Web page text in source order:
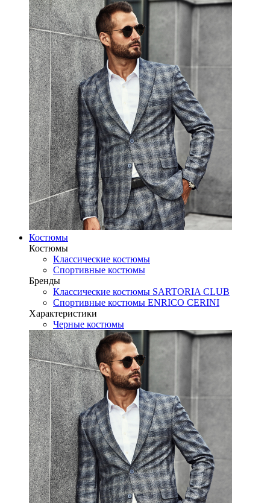
Костюмы
Костюмы
Классические костюмы
Спортивные костюмы
Бренды
Классические костюмы SARTORIA CLUB
Спортивные костюмы ENRICO CERINI
Характеристики
Черные костюмы